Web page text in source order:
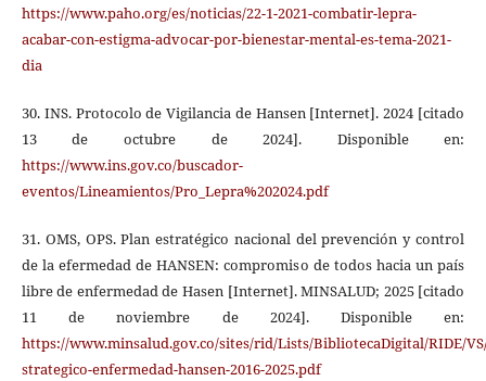
https://www.paho.org/es/noticias/22-1-2021-combatir-lepra-
acabar-con-estigma-advocar-por-bienestar-mental-es-tema-2021-
dia
30. INS. Protocolo de Vigilancia de Hansen [Internet]. 2024 [citado
13 de octubre de 2024]. Disponible en:
https://www.ins.gov.co/buscador-
eventos/Lineamientos/Pro_Lepra%202024.pdf
31. OMS, OPS. Plan estratégico nacional del prevención y control
de la efermedad de HANSEN: compromiso de todos hacia un país
libre de enfermedad de Hasen [Internet]. MINSALUD; 2025 [citado
11 de noviembre de 2024]. Disponible en:
https://www.minsalud.gov.co/sites/rid/Lists/BibliotecaDigital/RIDE/
strategico-enfermedad-hansen-2016-2025.pdf